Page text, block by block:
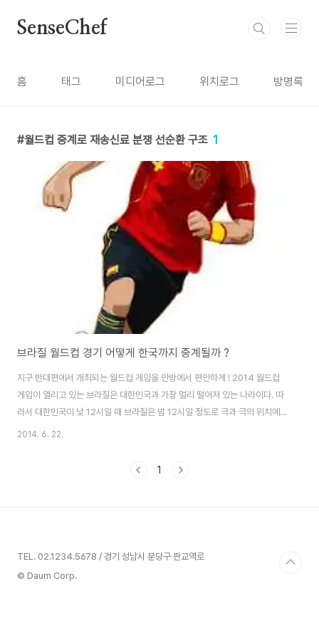
SenseChef
홈 태그 미디어로그 위치로그 방명록
월드컵 중계로 재송신료 분쟁 선순환 구조 1
브라질 월드컵 경기 어떻게 한국까지 중계될까 ?
지구 반대편에서 개최되는 월드컵 게임을 안방에서 편안하게 ! 2014 월드컵
게임이 열리고 있는 브라질은 대한민국과 가장 멀리 떨어져 있는 나라이다. 따
라서 대한민국이 낮 12시일 때 브라질은 밤 12시일 정도로 극과 극의 위치에
놓여 있다. 그런데 이렇게 멀리 떨어져 있는 나라에서 열리는 월드컵 게임을 우
중간에 어떤 경로를 거쳐 전송 되는지 굳이 알 필요가 없다. 그러나 적용되는 방
2014. 6. 22.
1
TEL. 02.1234.5678 / 경기 성남시 분당구 판교역로
© Daum Corp.